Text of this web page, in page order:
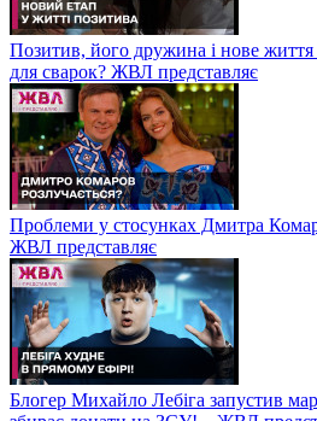
Позитив, його дружина і нове
для сварок? ЖВЛ представляє
Проблеми у стосунках Дмитра
ЖВЛ представляє
Блогер Михайло Лебіга запустив